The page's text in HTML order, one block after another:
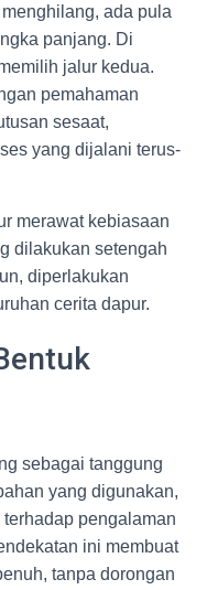
ada pula
panjang. Di
jalur kedua.
pemahaman
sesaat,
yang dijalani terus-
merawat kebiasaan
dilakukan setengah
diperlakukan
cerita dapur.
sebagai tanggung
yang digunakan,
pengalaman
ini membuat
tanpa dorongan